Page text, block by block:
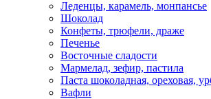
Леденцы, карамель, монпансье
Шоколад
Конфеты, трюфели, драже
Печенье
Восточные сладости
Мармелад, зефир, пастила
Паста шоколадная, ореховая,
Вафли